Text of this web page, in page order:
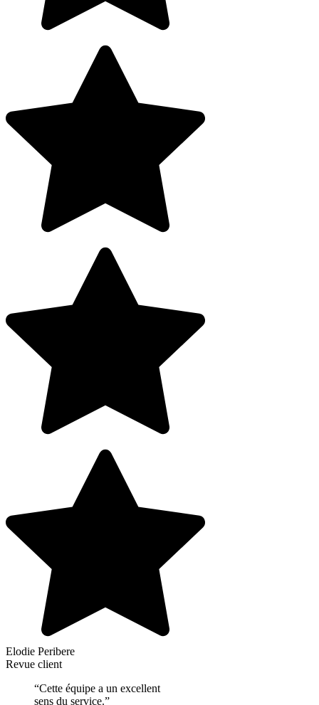
Elodie Peribere
Revue client
“Cette équipe a un excellent
sens du service.”